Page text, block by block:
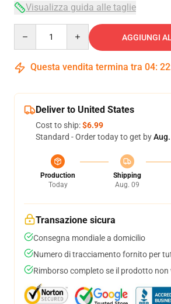
Visualizza guida alle taglie
AGGIUNGI
Questa vendita termina tra 04: 22
Deliver to United States
Cost to ship:$6.99
Standard - Order today to get by
Production
Today
Shipping
Aug. 09
Transazione sicura
Consegna mondiale a domicilio
Numero di tracciamento fornito per
Rimborso completo se il prodotto non